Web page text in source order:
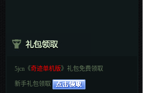
5jcn《奇迹单机版》礼包免费领取
新手礼包领取